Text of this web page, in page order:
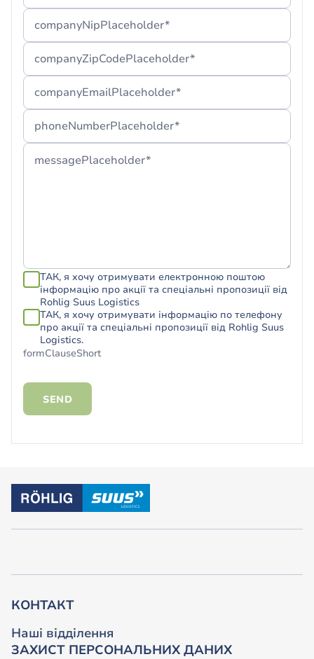
companyNipPlaceholder*
companyZipCodePlaceholder*
companyEmailPlaceholder*
phoneNumberPlaceholder*
messagePlaceholder*
ТАК, я хочу отримувати електронною поштою
інформацію про акції та спеціальні пропозиції від
Rohlig Suus Logistics
ТАК, я хочу отримувати інформацію по телефону
про акції та спеціальні пропозиції від Rohlig Suus
Logistics.
formClauseShort
SEND
КОНТАКТ
Наші відділення
ЗАХИСТ ПЕРСОНАЛЬНИХ ДАНИХ